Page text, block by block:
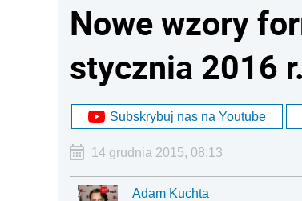
Nowe wzory
stycznia 2016 r.
Subskrybuj nas na Youtube
14 grudnia 2015, 08:13
Adam Kuchta